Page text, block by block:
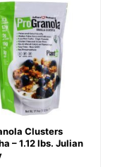
Clusters
– 1.12 lbs. Julian